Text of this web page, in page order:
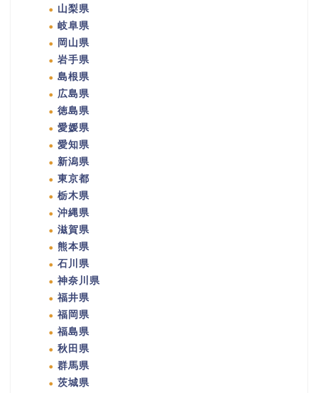
山梨県
岐阜県
岡山県
岩手県
島根県
広島県
徳島県
愛媛県
愛知県
新潟県
東京都
栃木県
沖縄県
滋賀県
熊本県
石川県
神奈川県
福井県
福岡県
福島県
秋田県
群馬県
茨城県